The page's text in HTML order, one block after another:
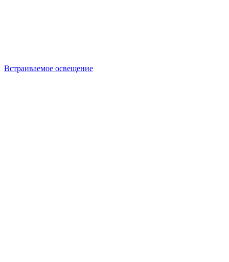
Встраиваемое освещение